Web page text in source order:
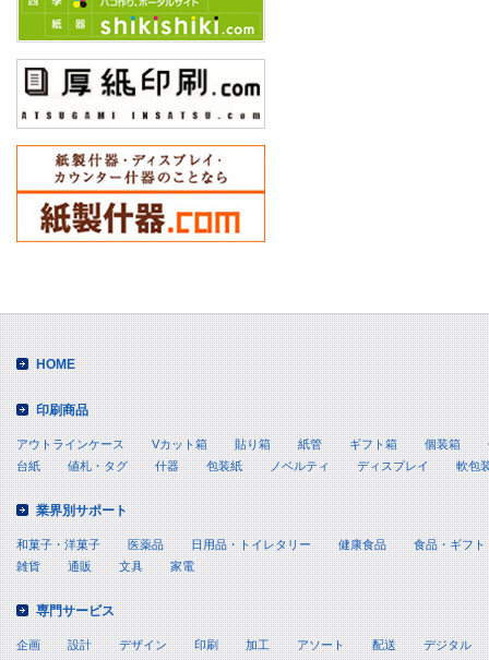
当社ホームペ
■個人情報
品質保証部
〒534-0016 大
TEL:06-6928-
■認定個人
お客様は当社
下記の協会に
できます。 一
HOME
印刷商品
アウトラインケース Vカット箱 貼り箱 紙管 ギフト箱 個装箱
台紙
値札・タグ 什器 包装紙 ノベルティ ディスプレイ 軟包
業界別サポート
和菓子・洋菓子 医薬品 日用品・トイレタリー 健康食品
食品・ギフト
雑貨
通販 文具 家電
専門サービス
企画 設計 デザイン 印刷 加工 アソート 配送 デジタル